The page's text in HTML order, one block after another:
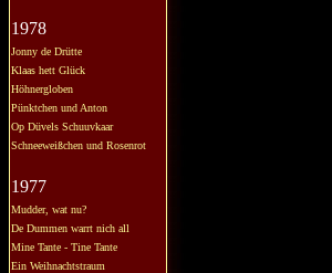
1978
Jonny de Drütte
Klaas hett Glück
Höhnergloben
Pünktchen und Anton
Op Düvels Schuuvkaar
Schneeweißchen und Rosenrot
1977
Mudder, wat nu?
De Dummen warrt nich all
Mine Tante - Tine Tante
Ein Weihnachtstraum